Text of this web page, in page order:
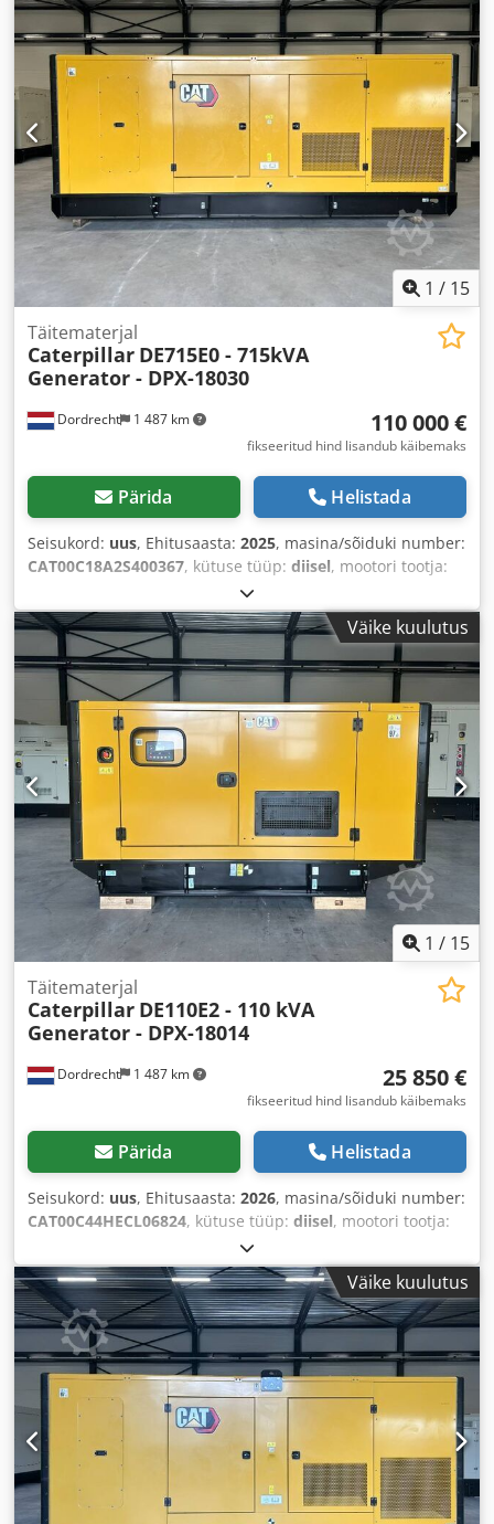
1 / 15
Dordrecht 1 487 km
Täitematerjal
Caterpillar DE715E0 - 715kVA
Generator - DPX-18030
110 000 €
fikseeritud hind lisandub käibemaks
Pärida Helistada
Seisukord: uus, Ehitusaasta: 2025, masina/sõiduki number:
CAT00C18A2S400367, kütuse tüüp: diisel, mootori tootja:
Väike kuulutus
1 / 15
Dordrecht 1 487 km
Täitematerjal
Caterpillar DE110E2 - 110 kVA
Generator - DPX-18014
25 850 €
fikseeritud hind lisandub käibemaks
Pärida Helistada
Seisukord: uus, Ehitusaasta: 2026, masina/sõiduki number:
CAT00C44HECL06824, kütuse tüüp: diisel, mootori tootja:
Väike kuulutus